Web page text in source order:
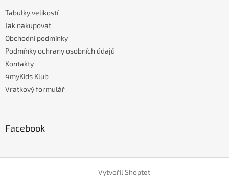
Tabulky velikostí
Jak nakupovat
Obchodní podmínky
Podmínky ochrany osobních údajů
Kontakty
4myKids Klub
Vratkový formulář
Facebook
Vytvořil Shoptet